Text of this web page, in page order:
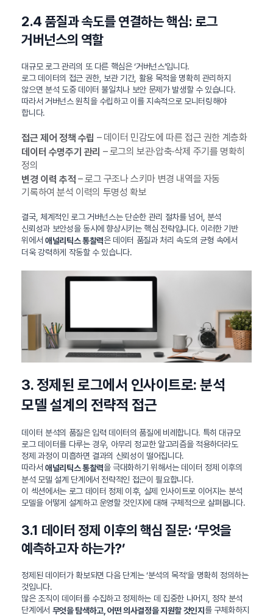
2.4 품질과 속도를 연결하는 핵심: 로그
거버넌스의 역할
대규모 로그 관리의 또 다른 핵심은 ‘거버넌스’입니다.
로그 데이터의 접근 권한, 보관 기간, 활용 목적을 명확히 관리하지
않으면 분석 도중 데이터 불일치나 보안 문제가 발생할 수 있습니다.
따라서 거버넌스 원칙을 수립하고 이를 지속적으로 모니터링해야
합니다.
접근 제어 정책 수립 – 데이터 민감도에 따른 접근 권한 계층화
데이터 수명주기 관리 – 로그의 보관·압축·삭제 주기를 명확히
정의
변경 이력 추적 – 로그 구조나 스키마 변경 내역을 자동
기록하여 분석 이력의 투명성 확보
결국, 체계적인 로그 거버넌스는 단순한 관리 절차를 넘어, 분석
신뢰성과 보안성을 동시에 향상시키는 핵심 전략입니다. 이러한 기반
위에서 애널리틱스 통찰력은 데이터 품질과 처리 속도의 균형 속에서
더욱 강력하게 작동할 수 있습니다.
3. 정제된 로그에서 인사이트로: 분석
모델 설계의 전략적 접근
데이터 분석의 품질은 입력 데이터의 품질에 비례합니다. 특히 대규모
로그 데이터를 다루는 경우, 아무리 정교한 알고리즘을 적용하더라도
정제 과정이 미흡하면 결과의 신뢰성이 떨어집니다.
따라서 애널리틱스 통찰력을 극대화하기 위해서는 데이터 정제 이후의
분석 모델 설계 단계에서 전략적인 접근이 필요합니다.
이 섹션에서는 로그 데이터 정제 이후, 실제 인사이트로 이어지는 분석
모델을 어떻게 설계하고 운영할 것인지에 대해 구체적으로 살펴봅니다.
3.1 데이터 정제 이후의 핵심 질문: ‘무엇을
예측하고자 하는가?’
정제된 데이터가 확보되면 다음 단계는 ‘분석의 목적’을 명확히 정의하는
것입니다.
많은 조직이 데이터를 수집하고 정제하는 데 집중한 나머지, 정작 분석
단계에서 무엇을 탐색하고, 어떤 의사결정을 지원할 것인지 를 구체화하지